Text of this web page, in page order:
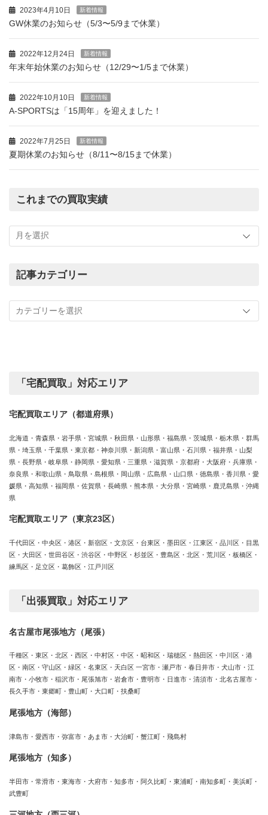
2023年4月10日 新着情報
GW休業のお知らせ（5/3〜5/9まで休業）
2022年12月24日 新着情報
年末年始休業のお知らせ（12/29〜1/5まで休業）
2022年10月10日 新着情報
A-SPORTSは「15周年」を迎えました！
2022年7月25日 新着情報
夏期休業のお知らせ（8/11〜8/15まで休業）
これまでの買取実績
ま
の
績
記事カテゴリー
カ
「宅配買取」対応エリア
宅配買取エリア（都道府県）
北海道・青森県・岩手県・宮城県・秋田県・山形県・福島県・茨城県・栃木県・群馬
県・埼玉県・千葉県・東京都・神奈川県・新潟県・富山県・石川県・福井県・山梨
県・長野県・岐阜県・静岡県・愛知県・三重県・滋賀県・京都府・大阪府・兵庫県・
奈良県・和歌山県・鳥取県・島根県・岡山県・広島県・山口県・徳島県・香川県・愛
媛県・高知県・福岡県・佐賀県・長崎県・熊本県・大分県・宮崎県・鹿児島県・沖縄
県
宅配買取エリア（東京23区）
千代田区・中央区・港区・新宿区・文京区・台東区・墨田区・江東区・品川区・目黒
区・大田区・世田谷区・渋谷区・中野区・杉並区・豊島区・北区・荒川区・板橋区・
練馬区・足立区・葛飾区・江戸川区
「出張買取」対応エリア
名古屋市尾張地方（尾張）
千種区・東区・北区・西区・中村区・中区・昭和区・瑞穂区・熱田区・中川区・港
区・南区・守山区・緑区・名東区・天白区 一宮市・瀬戸市・春日井市・犬山市・江
南市・小牧市・稲沢市・尾張旭市・岩倉市・豊明市・日進市・清須市・北名古屋市・
長久手市・東郷町・豊山町・大口町・扶桑町
尾張地方（海部）
津島市・愛西市・弥富市・あま市・大治町・蟹江町・飛島村
尾張地方（知多）
半田市・常滑市・東海市・大府市・知多市・阿久比町・東浦町・南知多町・美浜町・
武豊町